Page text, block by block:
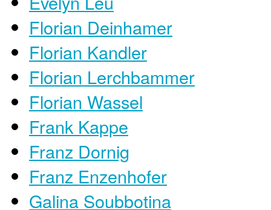
Florian Deinhamer
Florian Kandler
Florian Lerchbammer
Florian Wassel
Frank Kappe
Franz Dornig
Franz Enzenhofer
Galina Soubbotina